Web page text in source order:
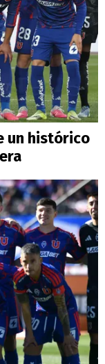
un histórico